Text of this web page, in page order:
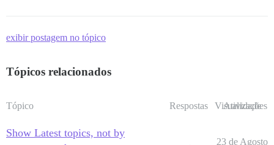
exibir postagem no tópico
Tópicos relacionados
Tópico Respostas Visualizações
Atividade
Show Latest topics, not by
23 de Agosto